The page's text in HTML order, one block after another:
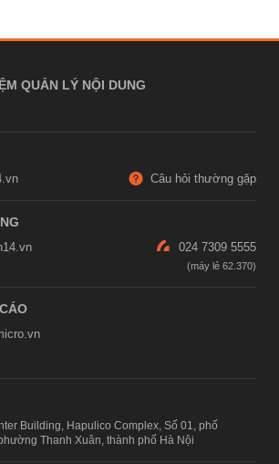
QUẢN LÝ NỘI DUNG
Câu hỏi thường gặp
024 7309 5555
Building, Hapulico Complex, Số 01, phố
Thanh Xuân, thành phố Hà Nội